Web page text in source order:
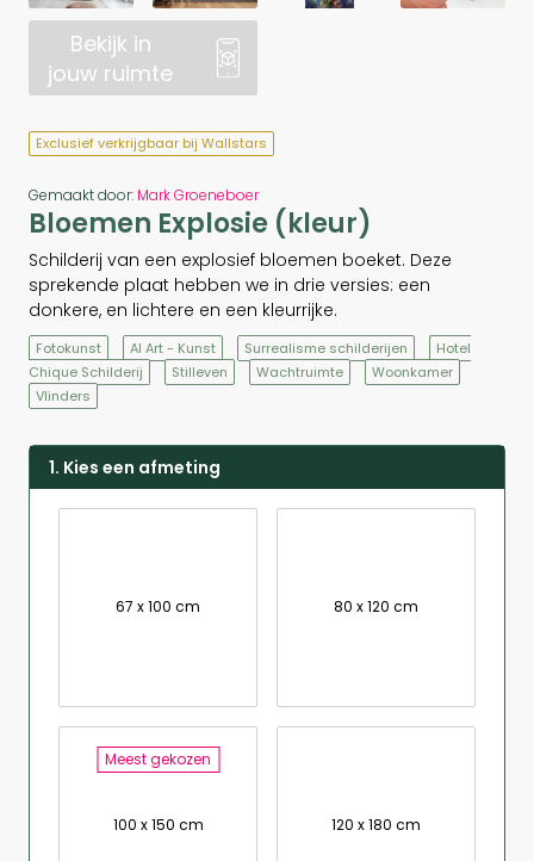
Bekijk in
jouw ruimte
Exclusief verkrijgbaar bij Wallstars
Gemaakt door: Mark Groeneboer
Bloemen Explosie (kleur)
Schilderij van een explosief bloemen boeket. Deze
sprekende plaat hebben we in drie versies: een
donkere, en lichtere en een kleurrijke.
Fotokunst AI Art - Kunst Surrealisme schilderijen
Hotel
Chique Schilderij
Stilleven Wachtruimte
Woonkamer
Vlinders
1. Kies een afmeting
67 x 100 cm 80 x 120 cm
Meest gekozen
100 x 150 cm 120 x 180 cm